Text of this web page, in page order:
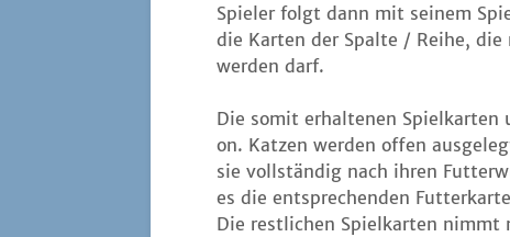
Spie­ler folgt dann mit sei­nem
die Kar­ten der Spal­te / Rei­he,
wer­den darf.
Die somit erhal­te­nen
on. Kat­zen wer­den offen
sie voll­stän­dig nach ihren
es die ent­spre­chen­den
Die rest­li­chen Spiel­kar­ten nimmt